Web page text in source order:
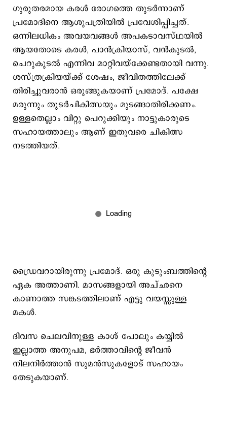
ഗുരുതരമായ കരൾ രോഗത്തെ തുടർന്നാണ്
പ്രമോദിനെ ആശുപത്രിയിൽ പ്രവേശിപ്പിച്ചത്.
ഒന്നിലധികം അവയവങ്ങൾ അപകടാവസ്ഥയിൽ
ആയതോടെ കരൾ, പാൻക്രിയാസ്, വൻകുടൽ,
ചെറുകുടൽ എന്നിവ മാറ്റിവയ്ക്കേണ്ടതായി വന്നു.
ശസ്ത്രക്രിയയ്ക്ക് ശേഷം, ജീവിതത്തിലേക്ക്
തിരിച്ചുവരാൻ ഒരുങ്ങുകയാണ് പ്രമോദ്. പക്ഷേ
മരുന്നും തുടർചികിത്സയും മുടങ്ങാതിരിക്കണം.
ഉള്ളതെല്ലാം വിറ്റു പെറുക്കിയും നാട്ടുകാരുടെ
സഹായത്താലും ആണ് ഇതുവരെ ചികിത്സ
നടത്തിയത്.
ഡ്രൈവറായിരുന്നു പ്രമോദ്. ഒരു കുടുംബത്തിന്‍റെ
ഏക അത്താണി. മാസങ്ങളായി അച്ഛനെ
കാണാത്ത സങ്കടത്തിലാണ് എട്ടു വയസ്സുള്ള
മകൾ.
ദിവസ ചെലവിനുള്ള കാശ് പോലും കയ്യിൽ
ഇല്ലാത്ത അനുപമ, ഭർത്താവിന്റെ ജീവൻ
നിലനിർത്താൻ സുമൻസുകളോട് സഹായം
തേടുകയാണ്.